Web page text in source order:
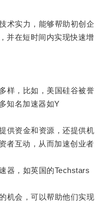
实力，能够帮助初创企
并在短时间内实现快速增
，比如，美国硅谷被誉
知名加速器如Y
资金和资源，还提供机
者互动，从而加速创业者
，如英国的Techstars
会，可以帮助他们实现